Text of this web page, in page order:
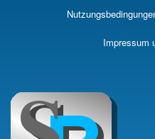
Impressum